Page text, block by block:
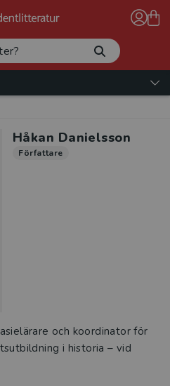
Håkan Danielsson
Författare
och koordinator för
i historia – vid